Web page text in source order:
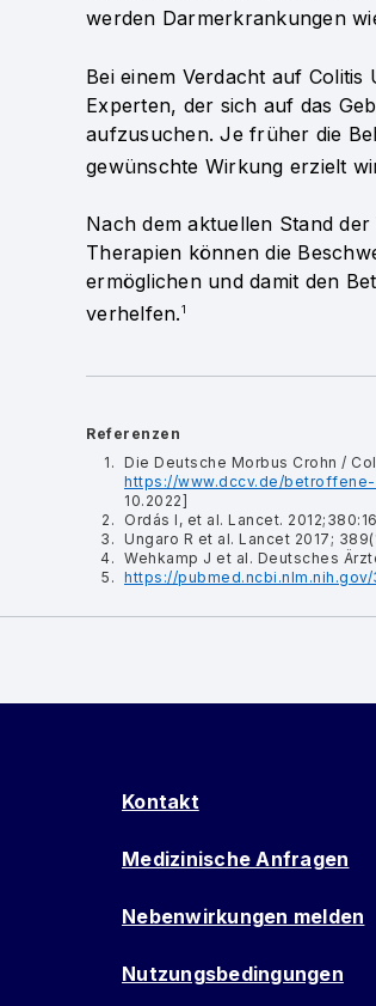
werden Darmerkrankungen
Bei einem Verdacht auf
Experten, der sich auf das
aufzusuchen. Je früher die
gewünschte Wirkung erzielt
Nach dem aktuellen Stand
Therapien können die
ermöglichen und damit den
verhelfen.1
Referenzen
Die Deutsche Morbus Crohn /
https://www.dccv.de/
10.2022]
Ordás I, et al. Lancet.
Ungaro R et al. Lancet 2017;
Wehkamp J et al. Deutsches
https://pubmed.ncbi.nlm.nih.gov/
Kontakt
Medizinische Anfragen
Nebenwirkungen melden
Nutzungsbedingungen